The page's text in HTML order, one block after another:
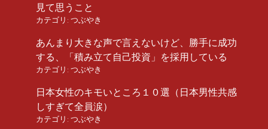
見て思うこと
カテゴリ: つぶやき
あんまり大きな声で言えないけど、勝手に成功
する、「積み立て自己投資」を採用している
カテゴリ: つぶやき
日本女性のキモいところ１０選（日本男性共感
しすぎて全員涙）
カテゴリ: つぶやき